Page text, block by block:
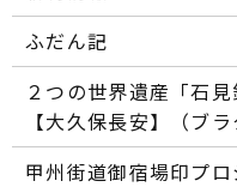
ふだん記
２つの世界遺産「石
【大久保長安】（ブ
甲州街道御宿場印プロ